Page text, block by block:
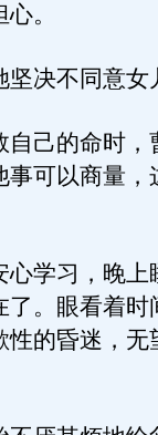
。
决不同意女
己的命时，
可以商量，
学习，晚上
。眼看着时
的昏迷，无